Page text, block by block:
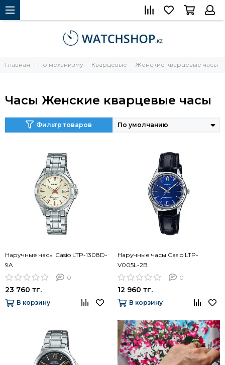
Главная По механизму Кварцевые Женские кварцевые часы
Часы Женские кварцевые часы
Фильтр товаров
Наручные часы Casio LTP-1308D-
9A
0
23 760 тг.
В корзину
Наручные часы Casio LTP-
V005L-2B
0
12 960 тг.
В корзину